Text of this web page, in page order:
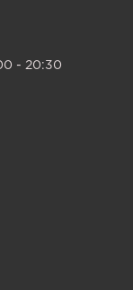
- 20:30